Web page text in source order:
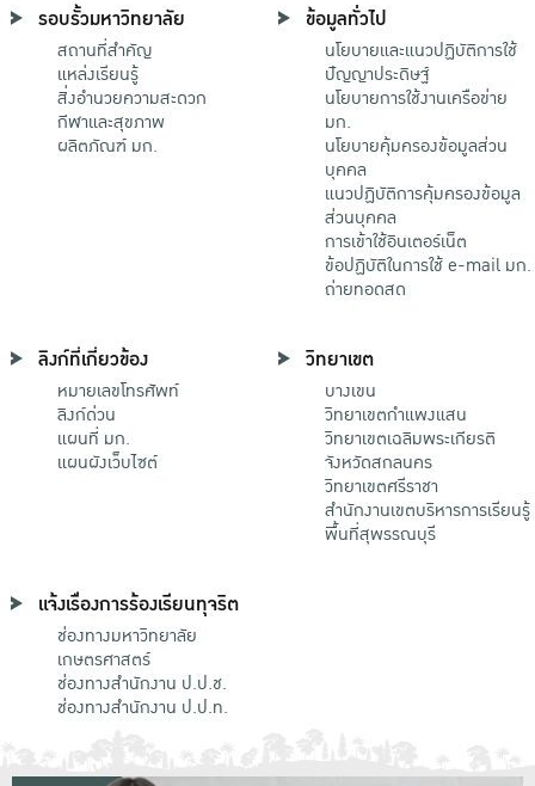
รอบรั้วมหาวิทยาลัย
สถานที่สำคัญ
แหล่งเรียนรู้
สิ่งอำนวยความสะดวก
กีฬาและสุขภาพ
ผลิตภัณฑ์ มก.
ข้อมูลทั่วไป
นโยบายและแนวปฏิบัติการใช้
ปัญญาประดิษฐ์
นโยบายการใช้งานเครือข่าย
มก.
นโยบายคุ้มครองข้อมูลส่วน
บุคคล
แนวปฏิบัติการคุ้มครองข้อมูล
ส่วนบุคคล
การเข้าใช้อินเตอร์เน็ต
ข้อปฏิบัติในการใช้ e-mail มก.
ถ่ายทอดสด
ลิงก์ที่เกี่ยวข้อง
หมายเลขโทรศัพท์
ลิงก์ด่วน
แผนที่ มก.
แผนผังเว็บไซต์
วิทยาเขต
บางเขน
วิทยาเขตกําแพงแสน
วิทยาเขตเฉลิมพระเกียรติ
จังหวัดสกลนคร
วิทยาเขตศรีราชา
สำนักงานเขตบริหารการเรียนรู้
พื้นที่สุพรรณบุรี
แจ้งเรื่องการร้องเรียนทุจริต
ช่องทางมหาวิทยาลัย
เกษตรศาสตร์
ช่องทางสำนักงาน ป.ป.ช.
ช่องทางสำนักงาน ป.ป.ท.